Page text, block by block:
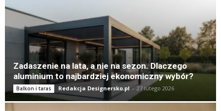
Zadaszenie na lata, a nie na sezon. Dlaczego
aluminium to najbardziej ekonomiczny wybór?
Balkon i taras Redakcja Designersko.pl - 27 lutego 2026